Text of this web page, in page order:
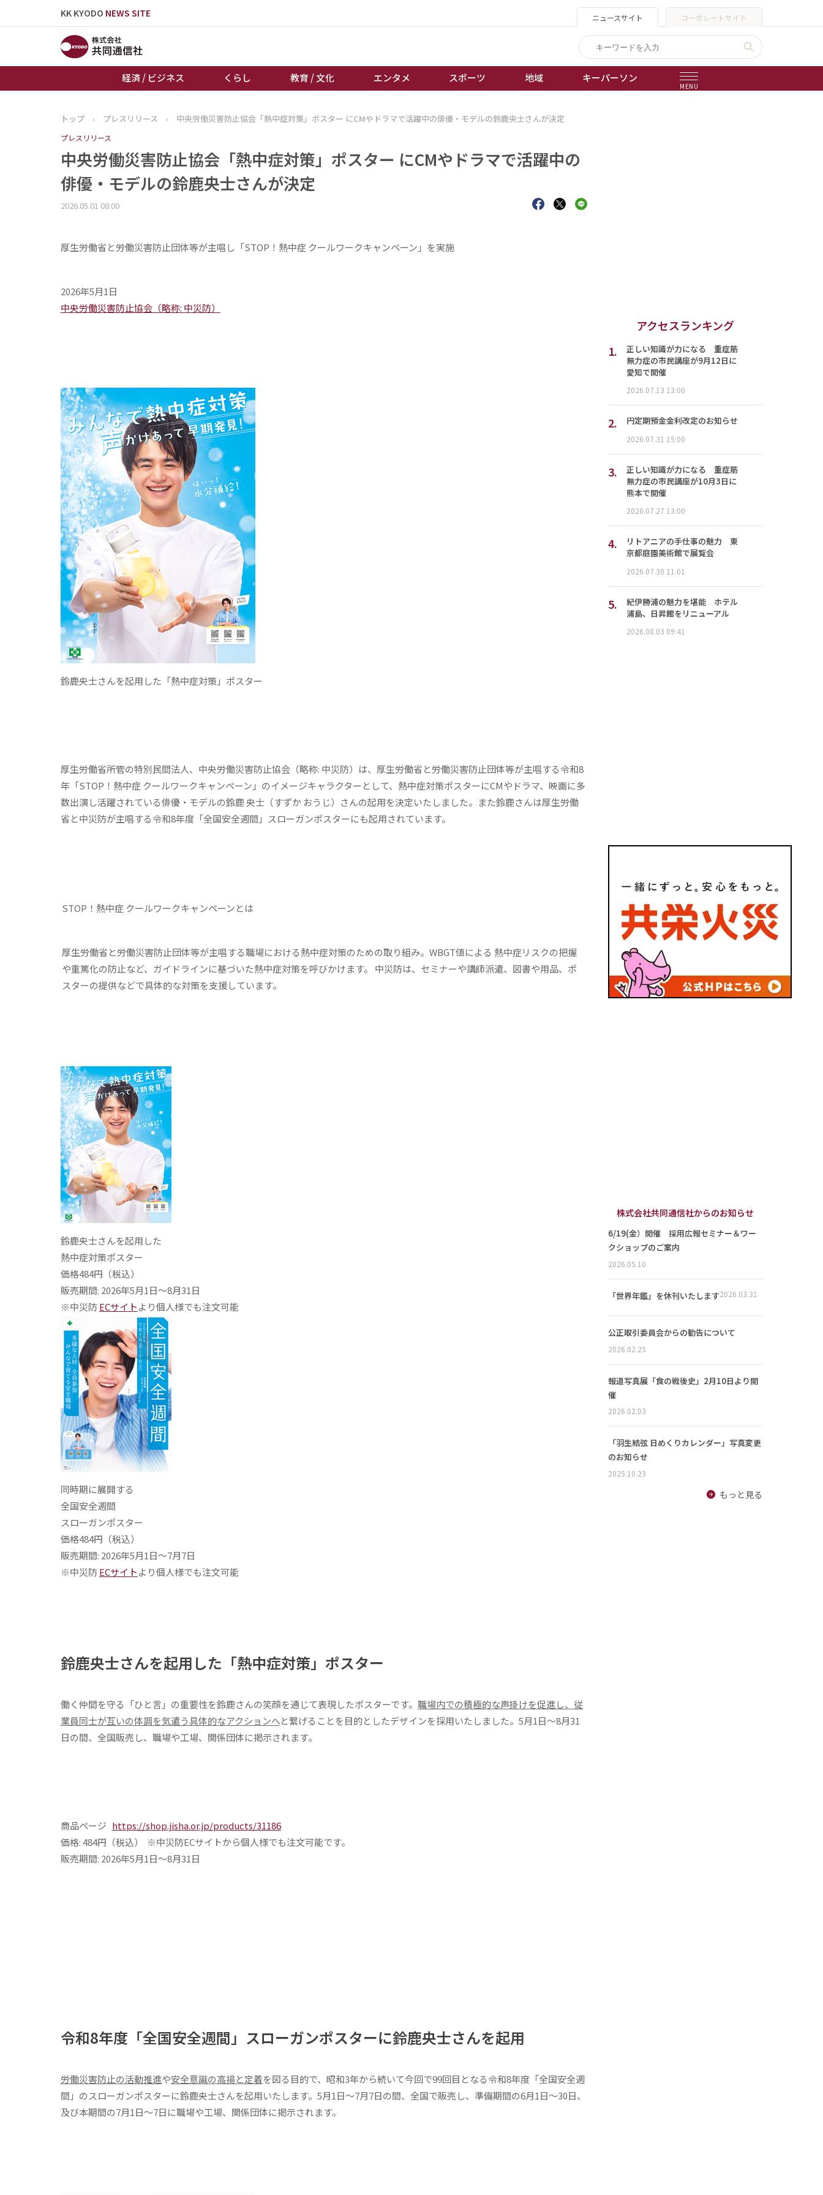
KK KYODO NEWS SITE ニュースサイト コーポレートサイト
経済 / ビジネス くらし 教育 / 文化 エンタメ スポーツ 地域 キーパーソン
MENU
トップページ
経済 / ビジネス
教育 / 文化
エンタメ
誰もが輝いて働く社会へ
オートレース
トップ › プレスリリース › 中央労働災害防止協会「熱中症対策」ポスター にCMやドラマで活躍中の俳優・モデルの鈴鹿央士さんが決定
プレスリリース
中央労働災害防止協会「熱中症対策」ポスター にCMやドラマで活躍中の
俳優・モデルの鈴鹿央士さんが決定
2026.05.01 08:00
厚生労働省と労働災害防止団体等が主唱し「STOP！熱中症 クールワークキャンペーン」を実施
2026年5月1日
中央労働災害防止協会（略称: 中災防）
鈴鹿央士さんを起用した「熱中症対策」ポスター
厚生労働省所管の特別民間法人、中央労働災害防止協会（略称: 中災防）は、厚生労働省と労働災害防止団体等が主唱する令和8
年「STOP！熱中症 クールワークキャンペーン 」のイメージキャラクターとして、熱中症対策ポスターにCMやドラマ、映画に多
数出演し活躍されている俳優・モデルの鈴鹿 央士（すずか おうじ）さんの起用を決定いたしました。また鈴鹿さんは厚生労働
省と中災防が主唱する令和8年度「全国安全週間 」スローガンポスターにも起用されています。
STOP！熱中症 クールワークキャンペーンとは
厚生労働省と労働災害防止団体等が主唱する職場における熱中症対策のための取り組み。WBGT値による 熱中症リスクの把握
や重篤化の防止など、ガイドラインに基づいた熱中症対策を呼びかけます。 中災防は、セミナーや講師派遣、図書や用品、ポ
スターの提供などで具体的な対策を支援しています。
鈴鹿央士さんを起用した
熱中症対策ポスター
価格484円（税込）
販売期間: 2026年5月1日〜8月31日
※中災防ECサイトより個人様でも注文可能
同時期に展開する
全国安全週間
スローガンポスター
価格484円（税込）
販売期間: 2026年5月1日〜7月7日
※中災防ECサイトより個人様でも注文可能
鈴鹿央士さんを起用した「熱中症対策」ポスター
働く仲間を守る「ひと言」の重要性を鈴鹿さんの笑顔を通じて表現したポスターです。 職場内での積極的な声掛けを促進し、従
業員同士が互いの体調を気遣う具体的なアクションへと繋げることを目的としたデザインを採用いたしました。5月1日〜8月31
日の間、全国販売し、職場や工場、関係団体に掲示されます。
商品ページ https://shop.jisha.or.jp/products/31186
価格: 484円（税込） ※中災防ECサイトから個人様でも注文可能です。
販売期間: 2026年5月1日〜8月31日
令和8年度「全国安全週間」スローガンポスターに鈴鹿央士さんを起用
労働災害防止の活動推進や安全意識の高揚と定着を図る目的で、昭和3年から続いて今回で99回目となる令和8年度「全国安全週
間」のスローガンポスターに鈴鹿央士さんを起用いたします。5月1日〜7月7日の間、全国で販売し、準備期間の6月1日〜30日、
及び本期間の7月1日〜7日に職場や工場、関係団体に掲示されます。
アクセスランキング
1.
正しい知識が力になる 重症筋
無力症の市民講座が9月12日に
愛知で開催
2026.07.13 13:00
2. 円定期預金金利改定のお知らせ
2026.07.31 15:00
3.
正しい知識が力になる 重症筋
無力症の市民講座が10月3日に
熊本で開催
2026.07.27 13:00
4.
リトアニアの手仕事の魅力 東
京都庭園美術館で展覧会
2026.07.30 11:01
5.
紀伊勝浦の魅力を堪能 ホテル
浦島、日昇館をリニューアル
2026.08.03 09:41
株式会社共同通信社からのお知らせ
6/19(金）開催 採用広報セミナー＆ワー
クショップのご案内
2026.05.10
「世界年鑑」を休刊いたします2026.03.31
公正取引委員会からの勧告について
2026.02.25
報道写真展「食の戦後史」2月10日より開
催
2026.02.03
「羽生結弦 日めくりカレンダー」写真変更
のお知らせ
2025.10.23
もっと見る